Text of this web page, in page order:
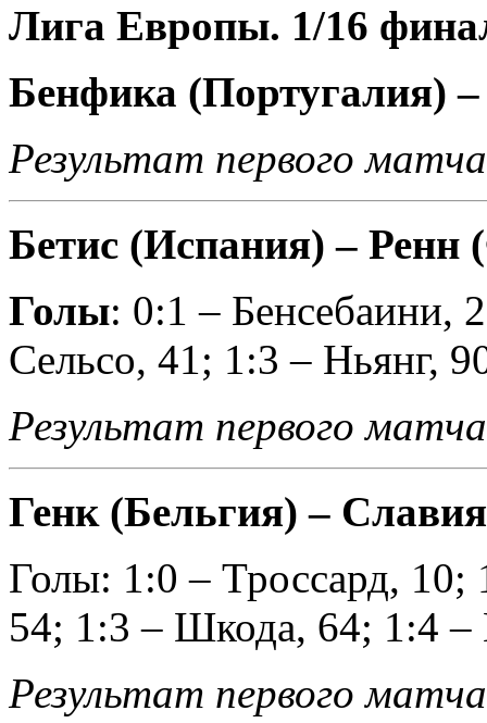
Лига Европы. 1/16
Бенфика (Португалия)
Результат первого
Бетис (Испания) – Ренн
Голы: 0:1 – Бенсебаини,
Сельсо, 41; 1:3 – Ньянг,
Результат первого
Генк (Бельгия) –
Голы: 1:0 – Троссард,
54; 1:3 – Шкода, 64; 1:4
Результат первого